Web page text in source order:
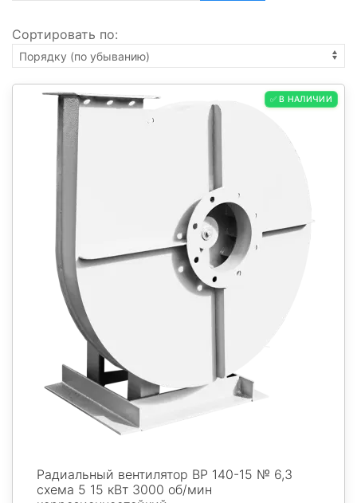
Сортировать по:
✅ В НАЛИЧИИ
Радиальный вентилятор ВР 140-15 № 6,3
схема 5 15 кВт 3000 об/мин